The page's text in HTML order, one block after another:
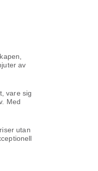
av
vare sig
Med
utan